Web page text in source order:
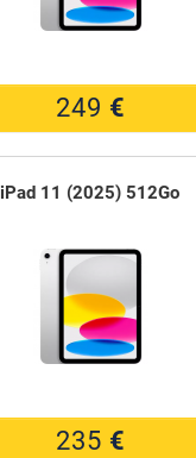
249 €
iPad 11 (2025) 512Go
235 €